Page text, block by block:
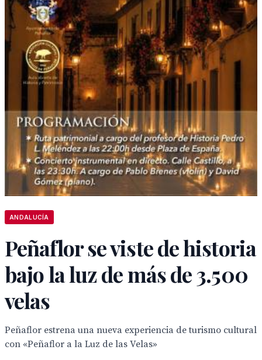
ANDALUCÍA
Peñaflor se viste de historia
bajo la luz de más de 3.500
velas
Peñaflor estrena una nueva experiencia de turismo cultural
con «Peñaflor a la Luz de las Velas»